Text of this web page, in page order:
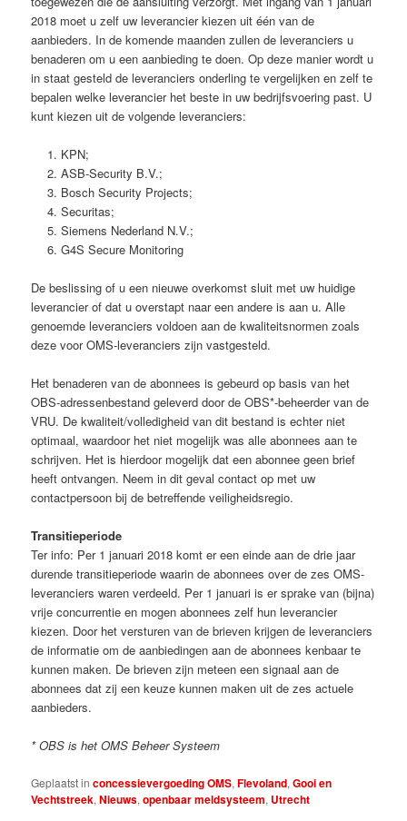
2018 moet u zelf uw leverancier kiezen uit één van de
aanbieders. In de komende maanden zullen de leveranciers u
benaderen om u een aanbieding te doen. Op deze manier wordt u
in staat gesteld de leveranciers onderling te vergelijken en zelf te
bepalen welke leverancier het beste in uw bedrijfsvoering past. U
kunt kiezen uit de volgende leveranciers:
KPN;
ASB-Security B.V.;
Bosch Security Projects;
Securitas;
Siemens Nederland N.V.;
G4S Secure Monitoring
De beslissing of u een nieuwe overkomst sluit met uw huidige
leverancier of dat u overstapt naar een andere is aan u. Alle
genoemde leveranciers voldoen aan de kwaliteitsnormen zoals
deze voor OMS-leveranciers zijn vastgesteld.
Het benaderen van de abonnees is gebeurd op basis van het
OBS-adressenbestand geleverd door de OBS*-beheerder van de
VRU. De kwaliteit/volledigheid van dit bestand is echter niet
optimaal, waardoor het niet mogelijk was alle abonnees aan te
schrijven. Het is hierdoor mogelijk dat een abonnee geen brief
heeft ontvangen. Neem in dit geval contact op met uw
contactpersoon bij de betreffende veiligheidsregio.
Transitieperiode
Ter info: Per 1 januari 2018 komt er een einde aan de drie jaar
durende transitieperiode waarin de abonnees over de zes OMS-
leveranciers waren verdeeld. Per 1 januari is er sprake van (bijna)
vrije concurrentie en mogen abonnees zelf hun leverancier
kiezen. Door het versturen van de brieven krijgen de leveranciers
de informatie om de aanbiedingen aan de abonnees kenbaar te
kunnen maken. De brieven zijn meteen een signaal aan de
abonnees dat zij een keuze kunnen maken uit de zes actuele
aanbieders.
* OBS is het OMS Beheer Systeem
Geplaatst in concessievergoeding OMS,Flevoland,Gooi en
Vechtstreek,Nieuws,openbaar meldsysteem, Utrecht